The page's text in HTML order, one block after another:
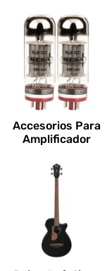
Accesorios Para
Amplificador